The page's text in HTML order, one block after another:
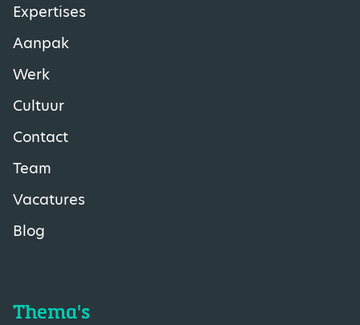
Expertises
Aanpak
Werk
Cultuur
Contact
Team
Vacatures
Blog
Thema's